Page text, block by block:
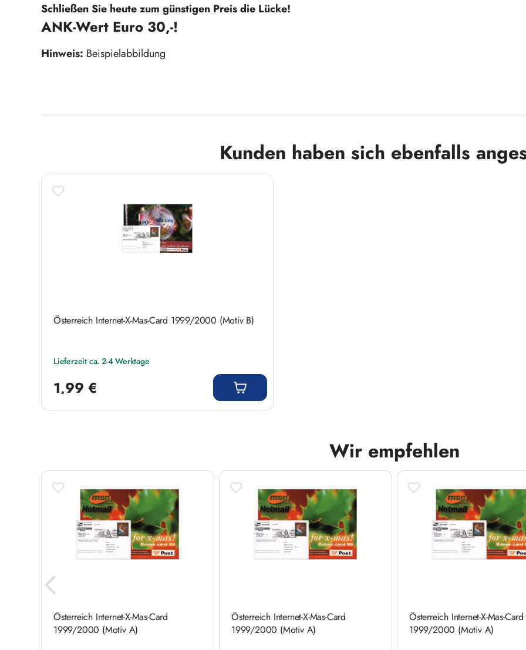
Schließen Sie heute zum günstigen Preis die Lücke!
ANK-Wert Euro 30,-!
Hinweis: Beispielabbildung
Kunden haben sich ebenfalls
Österreich Internet-X-Mas-Card 1999/2000 (Motiv B)
Lieferzeit ca. 2-4 Werktage
1,99 €
Wir empfehlen
Produktgalerie überspringen
Österreich Internet-X-Mas-Card
1999/2000 (Motiv A)
Österreich Internet-X-Mas-Card
1999/2000 (Motiv A)
Österreich Internet-X-Mas-Card
1999/2000 (Motiv A)